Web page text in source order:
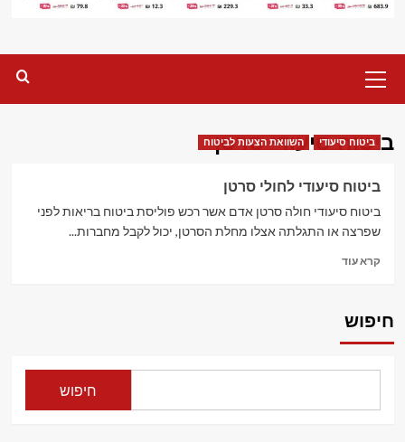
Menu
ביטוח סיעודי סרטן
ביטוח סיעודי השוואת הצעות לביטוח
ביטוח סיעודי לחולי סרטן
ביטוח סיעודי חולה סרטן אדם אשר רכש פוליסת ביטוח בריאות לפני
שפרצה או התגלתה אצלו מחלת הסרטן, יכול לקבל מחברות...
קרא עודRead
לחולי
חיפוש
חיפוש